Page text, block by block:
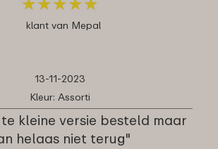
klant van Mepal
13-11-2023
Kleur: Assorti
kleine versie besteld maar
helaas niet terug"